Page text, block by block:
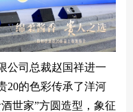
司总裁赵国祥进一
20的色彩传承了洋河
世家”方圆造型，象征